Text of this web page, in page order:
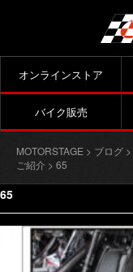
オンラインストア
バイク販売
MOTORSTAGE > ブログ >
ご紹介 > 65
65